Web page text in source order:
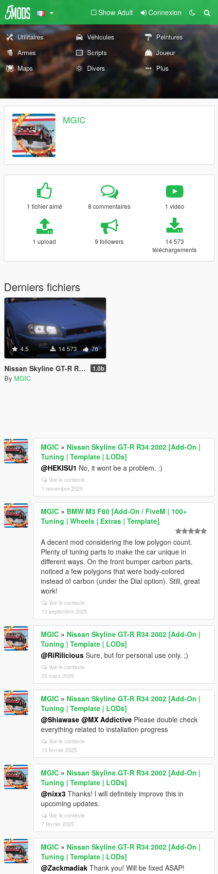
Show Adult Connexion
Utilitaires Véhicules
Peintures
Armes
Scripts
Joueur
Maps
Divers Plus
MGIC
1 fichier aimé 8 commentaires 1 vidéo
1 upload 9 followers
14 573
téléchargements
Derniers fichiers
4.5 14 573 76
Nissan Skyline GT-R R34 2002 [Add-On | Tuning | Template | LODs] 1.0b
By MGIC
MGIC » Nissan Skyline GT-R R34 2002 [Add-On |
Tuning | Template | LODs]
@HEKISU1 No, it wont be a problem. :)
Voir le contexte
1 novembre 2025
MGIC » BMW M3 F80 [Add-On / FiveM | 100+
Tuning | Wheels | Extras | Template]
A decent mod considering the low polygon count.
Plenty of tuning parts to make the car unique in
different ways. On the front bumper carbon parts,
noticed a few polygons that were body-colored
instead of carbon (under the Dial option). Still, great
work!
Voir le contexte
13 septembre 2025
MGIC » Nissan Skyline GT-R R34 2002 [Add-On |
Tuning | Template | LODs]
@RiRilicious Sure, but for personal use only. ;)
Voir le contexte
25 mars 2025
MGIC » Nissan Skyline GT-R R34 2002 [Add-On |
Tuning | Template | LODs]
@Shiawase @MX Addictive Please double check
everything related to installation progress
Voir le contexte
13 février 2025
MGIC » Nissan Skyline GT-R R34 2002 [Add-On |
Tuning | Template | LODs]
@nixx3 Thanks! I will definitely improve this in
upcoming updates.
Voir le contexte
7 février 2025
MGIC » Nissan Skyline GT-R R34 2002 [Add-On |
Tuning | Template | LODs]
@Zackmadiak Thank you! Will be fixed ASAP!